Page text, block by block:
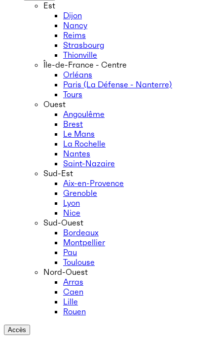
Est
Dijon
Nancy
Reims
Strasbourg
Thionville
Île-de-France - Centre
Orléans
Paris (La Défense - Nanterre)
Tours
Ouest
Angoulême
Brest
Le Mans
La Rochelle
Nantes
Saint-Nazaire
Sud-Est
Aix-en-Provence
Grenoble
Lyon
Nice
Sud-Ouest
Bordeaux
Montpellier
Pau
Toulouse
Nord-Ouest
Arras
Caen
Lille
Rouen
Accès